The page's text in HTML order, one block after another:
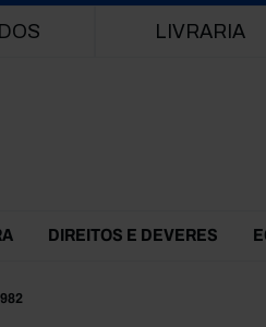
LIVRARIA
DIREITOS E DEVERES